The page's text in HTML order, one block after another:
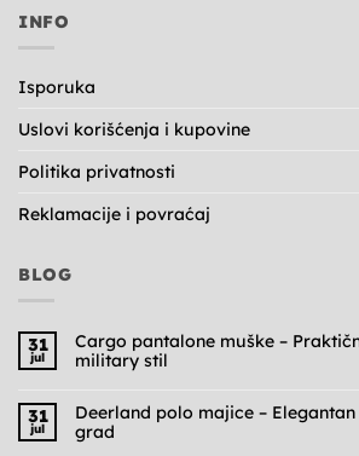
INFO
Isporuka
Uslovi korišćenja i kupovine
Politika privatnosti
Reklamacije i povraćaj
BLOG
31
jul
Cargo pantalone muške –
military stil
na
Cargo
pantalone
muške
31
jul
Deerland polo majice –
grad